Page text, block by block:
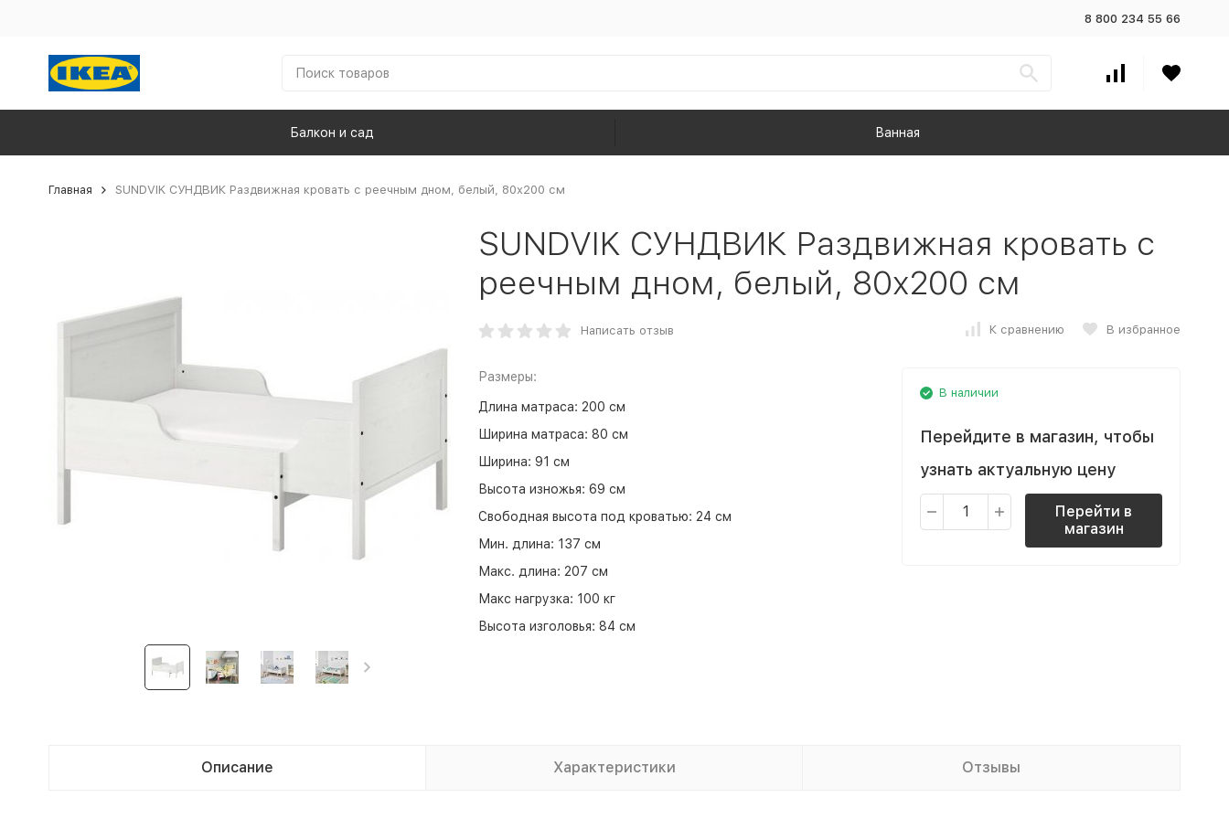
8 800 234 55 66
Балкон и сад Ванная
Главная SUNDVIK СУНДВИК Раздвижная кровать с реечным дном, белый, 80x200 см
SUNDVIK СУНДВИК Раздвижная кровать с
реечным дном, белый, 80x200 см
Написать отзыв К сравнению В избранное
Размеры:
Длина матраса: 200 см
Ширина матраса: 80 см
Ширина: 91 см
Высота изножья: 69 см
Свободная высота под кроватью: 24 см
Мин. длина: 137 см
Макс. длина: 207 см
Макс нагрузка: 100 кг
Высота изголовья: 84 см
В наличии
Перейдите в магазин, чтобы
узнать актуальную цену
Перейти в
магазин
Описание Характеристики Отзывы